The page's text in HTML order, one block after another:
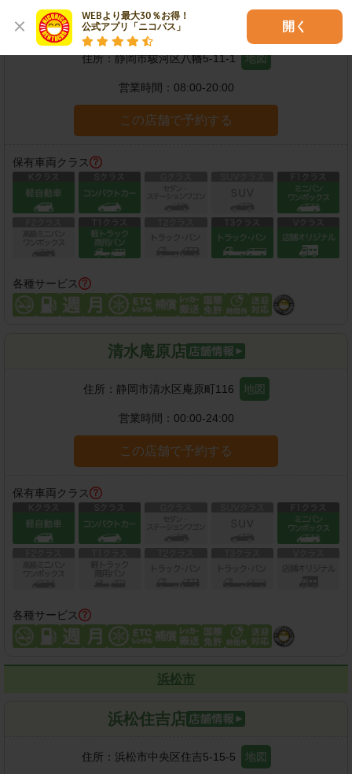
WEBより最大30％お得！
公式アプリ「ニコパス」
開く
静岡八幡店
住所：静岡市駿河区八幡5-11-1 地図
営業時間： 08:00-20:00
この店舗で予約する
保有車両クラス
各種サービス
清水庵原店
住所： 静岡市清水区庵原町116 地図
営業時間： 00:00-24:00
この店舗で予約する
保有車両クラス
各種サービス
浜松市
浜松住吉店
住所： 浜松市中央区住吉5-15-5 地図